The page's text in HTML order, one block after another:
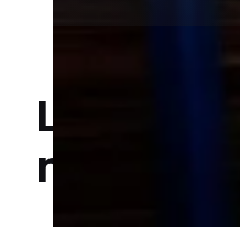
Lokal
mår
i
Hej! Hvordan kan jeg